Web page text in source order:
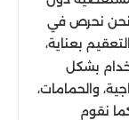
نحن نحرص في
بعناية،
بشكل
والحمامات،
نقوم